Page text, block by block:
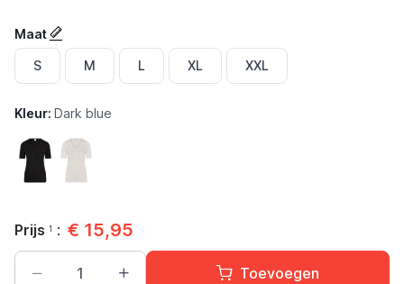
Maat
S M L XL XXL
Kleur: Dark blue
Zwart Wol Wit
Prijs 1 : € 15,95
Toevoegen